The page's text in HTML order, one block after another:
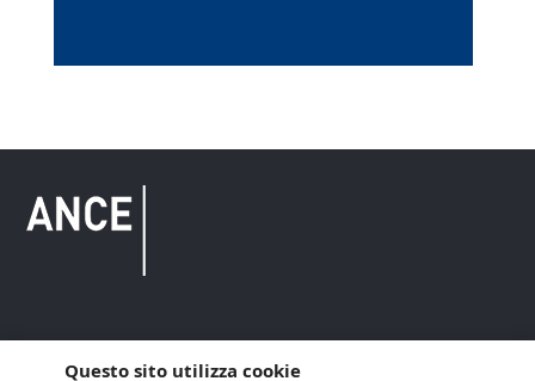
Copyright © 2021 ANCE. Tutti i diritti riservati.
Questo sito utilizza cookie